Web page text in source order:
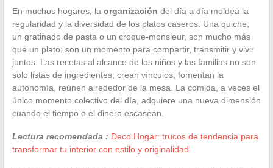
En muchos hogares, la organización del día a día moldea la
regularidad y la diversidad de los platos caseros. Una quiche,
un gratinado de pasta o un croque-monsieur, son mucho más
que un plato: son un momento para compartir, transmitir y vivir
juntos. Las recetas al alcance de los niños y las familias no son
solo listas de ingredientes; crean vínculos, fomentan la
autonomía, reúnen alrededor de la mesa. La comida, a veces el
único momento colectivo del día, adquiere una nueva dimensión
cuando el tiempo o el dinero escasean.
Lectura recomendada : Deco Hogar: trucos de tendencia para
transformar tu interior con estilo y originalidad